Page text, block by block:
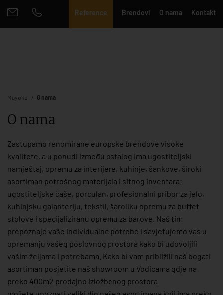
Reference Brendovi O nama Kontakt
Mayoko O nama
O nama
Zastupamo renomirane europske brendove visoke
kvalitete, a u ponudi između ostalog ima ugostiteljski
namještaj, opremu za interijere, kuhinje, šankove, široki
asortiman potrošnog materijala i sitnog inventara;
ugostiteljske čaše, porculan, profesionalni pribor za jelo,
kuhinjsku galanteriju, tekstil, šaroliku opremu za buffet
stolove i specijaliziranu opremu za barove. Naš tim
prepoznaje vaše individualne potrebe i savjetujemo vas u
opremanju vašeg poslovnog prostora kako bi udovoljili
vašim željama i potrebama. Kako bi vam približili naš bogati
asortiman posjetite naš showroom u Vodicama gdje na
preko 400m2 prodajno izložbenog prostora